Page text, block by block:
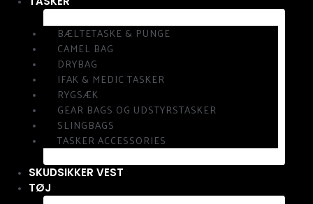
BÆLTETASKE & PUNGE
CAMEL BAG
DRYBAG
IFAK & MEDIC TASKER
RYGSÆK
GEAR BAGS OG UDSTYRSTASKER
SLINGBAGS
TASKER ACCESSORIES
SKUDSIKKER VEST
TØJ